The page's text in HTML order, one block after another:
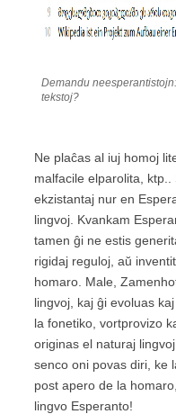
Demandu
tekstoj?
Ne plaĉas al iuj homoj
malfacile elparolita,
ekzistantaj nur en
lingvoj. Kvankam
tamen ĝi ne estis
rigidaj reguloj, aŭ
homaro. Male,
lingvoj, kaj ĝi evoluas
la fonetiko, vortprovizo
originas el naturaj
senco oni povas diri, ke
post apero de la
lingvo Esperanto!